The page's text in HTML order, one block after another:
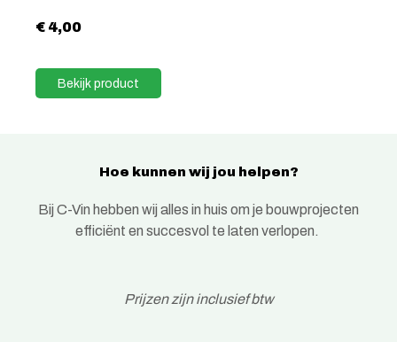
€4,00
Bekijk product
Hoe kunnen wij jou helpen?
Bij C-Vin hebben wij alles in huis om je bouwprojecten
efficiënt en succesvol te laten verlopen.
Prijzen zijn inclusief btw